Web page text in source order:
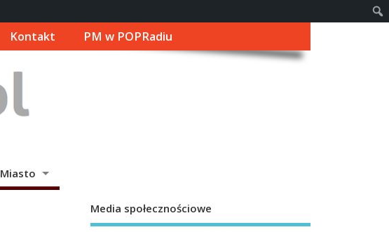
Kontakt PM w POPRadiu
Miasto
Media społecznościowe